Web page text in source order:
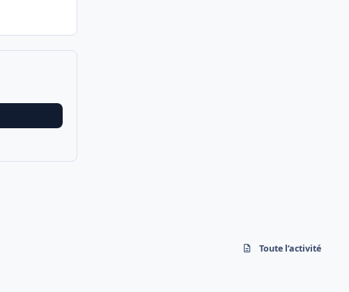
Toute l’activité